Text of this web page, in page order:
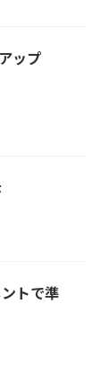
ップ
トで準